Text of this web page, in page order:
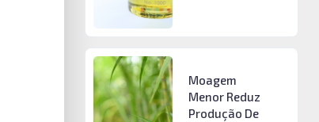
Moagem
Menor Reduz
Produção De